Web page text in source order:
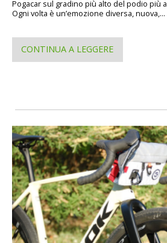
Pogacar sul gradino più alto del podio più
Ogni volta è un’emozione diversa, nuova,...
CONTINUA A LEGGERE